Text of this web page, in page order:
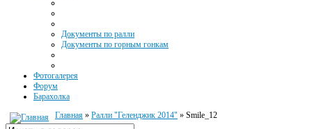
Документы по ралли
Документы по горным гонкам
Фотогалерея
Форум
Барахолка
Главная » Ралли "Геленджик 2014" » Smile_12